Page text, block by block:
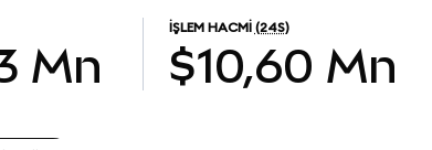
Mn
İŞLEM HACMI (24S)
$10,60 Mn